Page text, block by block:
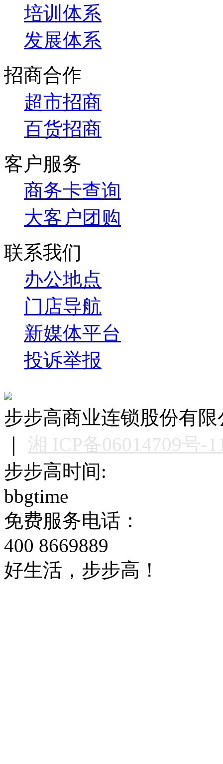
培训体系
发展体系
招商合作
超市招商
百货招商
客户服务
商务卡查询
大客户团购
联系我们
办公地点
门店导航
新媒体平台
投诉举报
步步高商业连锁股份有
湘 ICP备06014709号-
步步高时间:
bbgtime
免费服务电话：
400 8669889
好生活，步步高！